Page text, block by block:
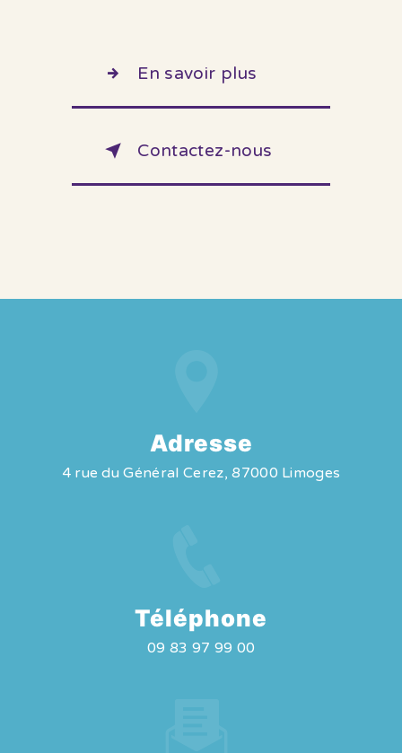
En savoir plus
Contactez-nous
Adresse
4 rue du Général Cerez, 87000 Limoges
Téléphone
09 83 97 99 00